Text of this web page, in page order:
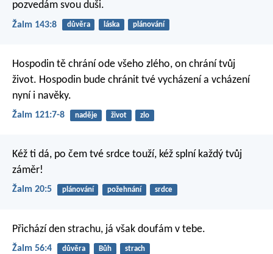
pozvedám svou duši.
Žalm 143:8 důvěra láska plánování
Hospodin tě chrání ode všeho zlého, on chrání tvůj
život. Hospodin bude chránit tvé vycházení a vcházení
nyní i navěky.
Žalm 121:7-8 naděje život zlo
Kéž ti dá, po čem tvé srdce touží, kéž splní každý tvůj
záměr!
Žalm 20:5 plánování požehnání srdce
Přichází den strachu, já však doufám v tebe.
Žalm 56:4 důvěra Bůh strach